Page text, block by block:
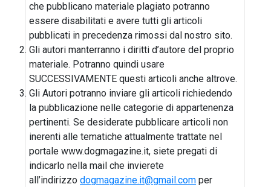
che pubblicano materiale plagiato potranno
essere disabilitati e avere tutti gli articoli
pubblicati in precedenza rimossi dal nostro sito.
Gli autori manterranno i diritti d’autore del proprio
materiale. Potranno quindi usare
SUCCESSIVAMENTE questi articoli anche altrove.
Gli Autori potranno inviare gli articoli richiedendo
la pubblicazione nelle categorie di appartenenza
pertinenti. Se desiderate pubblicare articoli non
inerenti alle tematiche attualmente trattate nel
portale www.dogmagazine.it, siete pregati di
indicarlo nella mail che invierete
all’indirizzodogmagazine.it@gmail.com per